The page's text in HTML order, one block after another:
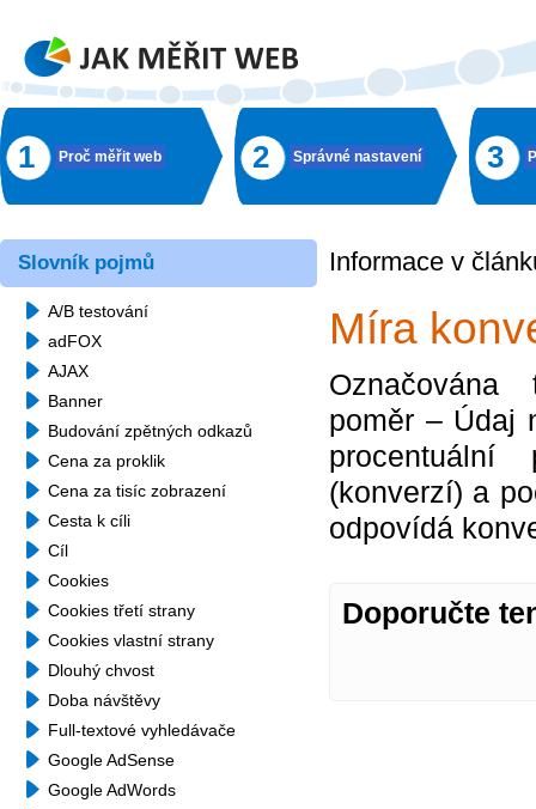
Informace v
Míra
poměr – Údaj
(konverzí) a
odpovídá
Doporučte
Slovník pojmů
A/B testování
adFOX
AJAX
Banner
Budování zpětných odkazů
Cena za proklik
Cena za tisíc zobrazení
Cesta k cíli
Cíl
Cookies
Cookies třetí strany
Cookies vlastní strany
Dlouhý chvost
Doba návštěvy
Full-textové vyhledávače
Google AdSense
Google AdWords
1 Proč měřit web 2 Správné nastavení 3